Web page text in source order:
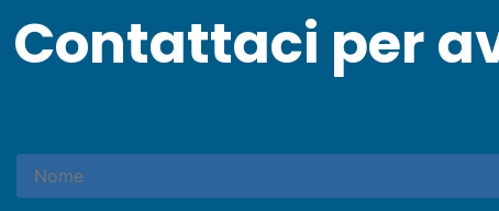
Contattaci per